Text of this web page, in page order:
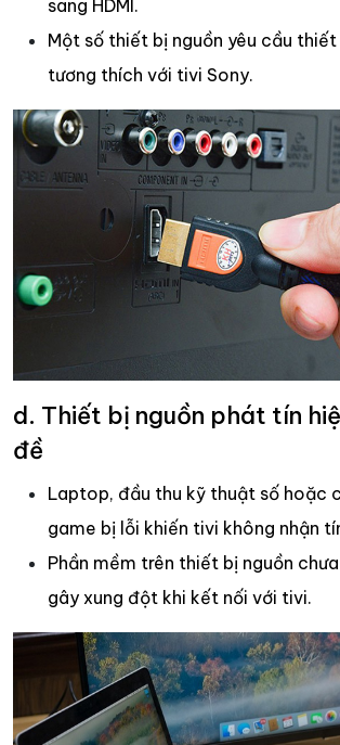
sang HDMI.
Một số thiết bị nguồn yêu cầu
tương thích với tivi Sony.
d. Thiết bị nguồn phát tín
đề
Laptop, đầu thu kỹ thuật số hoặc
game bị lỗi khiến tivi không nhận
Phần mềm trên thiết bị nguồn
gây xung đột khi kết nối với tivi.